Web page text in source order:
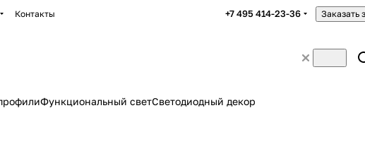
Контакты +7 495 414-23-36 Заказать
Функциональный светСветодиодный декор